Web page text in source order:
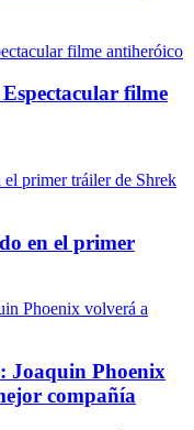
filme
en el primer
Joaquin Phoenix
compañía